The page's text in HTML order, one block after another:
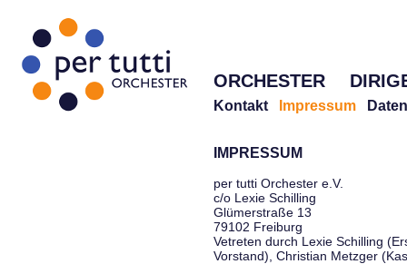
ORCHESTER
Kontakt Impressum
IMPRESSUM
per tutti Orchester e.V.
c/o Lexie Schilling
Glümerstraße 13
79102 Freiburg
Vetreten durch Lexie Schilling
Vorstand), Christian Metzger